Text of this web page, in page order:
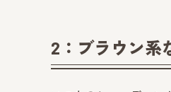
2：ブラウン系